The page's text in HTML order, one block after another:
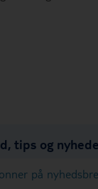
tips og
på